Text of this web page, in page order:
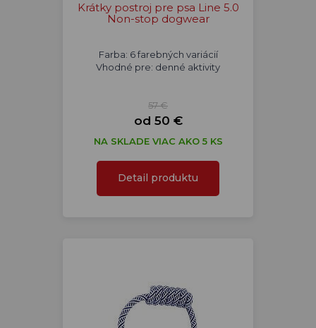
Krátky postroj pre psa Line 5.0
Non-stop dogwear
Farba: 6 farebných variácií
Vhodné pre: denné aktivity
57 €
od 50 €
NA SKLADE VIAC AKO 5 KS
Detail produktu